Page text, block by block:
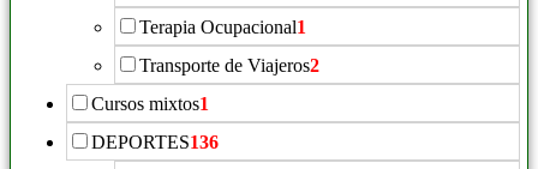
Terapia Ocupacional1
Transporte de Viajeros2
Cursos mixtos1
DEPORTES136